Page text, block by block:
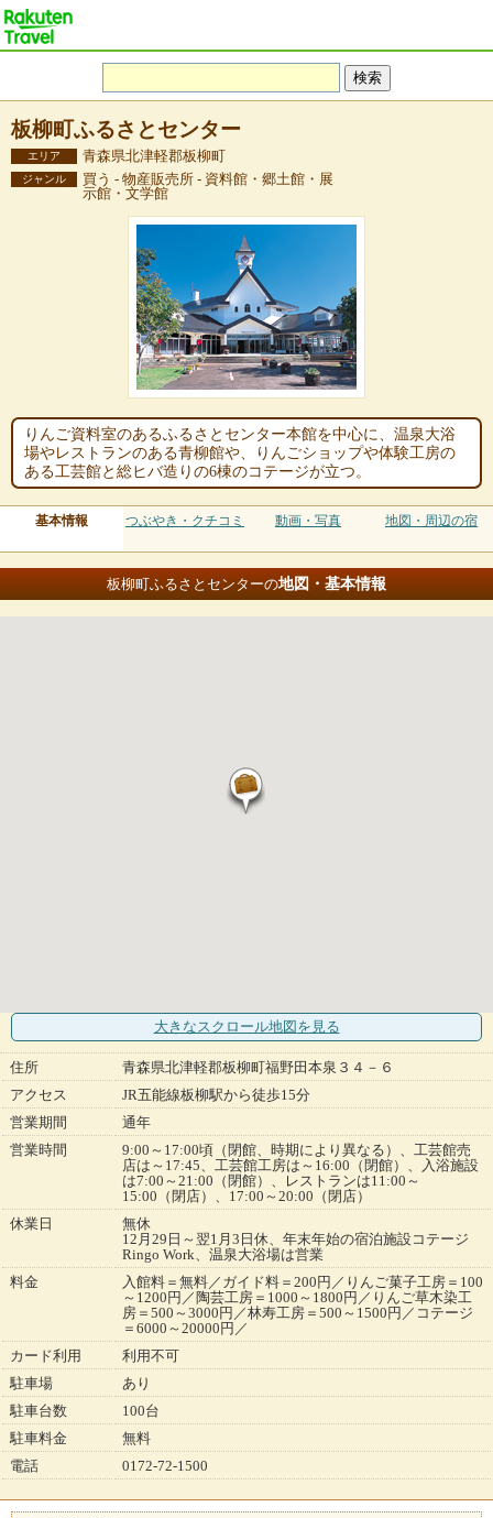
板柳町ふるさとセンター
エリア 青森県北津軽郡板柳町
ジャンル
買う - 物産販売所 - 資料館・郷土館・展
示館・文学館
りんご資料室のあるふるさとセンター本館を中心に、温泉大浴
場やレストランのある青柳館や、りんごショップや体験工房の
ある工芸館と総ヒバ造りの6棟のコテージが立つ。
基本情報 つぶやき・クチコミ 動画・写真 地図・周辺の宿
板柳町ふるさとセンターの地図・基本情報
大きなスクロール地図 を見る
住所
青森県北津軽郡板柳町福野田本泉３４－６
アクセス
JR五能線板柳駅から徒歩15分
営業期間
通年
営業時間
9:00～17:00頃（閉館、時期により異なる）、工芸館売
店は～17:45、工芸館工房は～16:00（閉館）、入浴施設
は7:00～21:00（閉館）、レストランは11:00～
15:00（閉店）、17:00～20:00（閉店）
休業日
無休
12月29日～翌1月3日休、年末年始の宿泊施設コテージ
Ringo Work、温泉大浴場は営業
料金
入館料＝無料／ガイド料＝200円／りんご菓子工房＝100
～1200円／陶芸工房＝1000～1800円／りんご草木染工
房＝500～3000円／林寿工房＝500～1500円／コテージ
＝6000～20000円／
カード利用
利用不可
駐車場
あり
駐車台数
100台
駐車料金
無料
電話
0172-72-1500